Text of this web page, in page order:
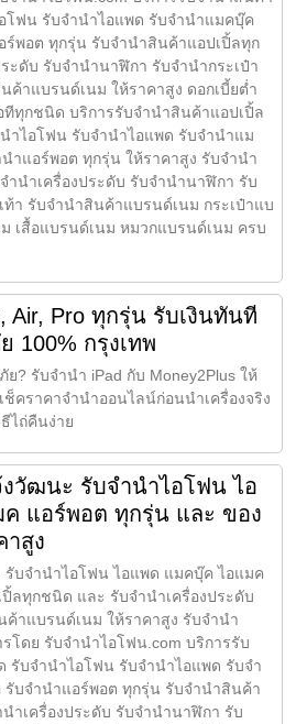
โฟน รับจำนำไอแพด รับจำนำแมคบุ๊ค
ร์พอต ทุกรุ่น รับจำนำสินค้าแอปเปิ้ลทุก
ะดับ รับจำนำนาฬิกา รับจำนำกระเป๋า
ค้าแบรนด์เนม ให้ราคาสูง ดอกเบี้ยต่ำ
ทีทุกชนิด บริการรับจำนำสินค้าแอปเปิ้ล
ำไอโฟน รับจำนำไอแพด รับจำนำแม
ำแอร์พอต ทุกรุ่น ให้ราคาสูง รับจำนำ
นำเครื่องประดับ รับจำนำนาฬิกา รับ
ท้า รับจำนำสินค้าแบรนด์เนม กระเป๋าแบ
เสื้อแบรนด์เนม หมวกแบรนด์เนม ครบ
Air, Pro ทุกรุ่น รับเงินทันที
100% กรุงเทพ
? รับจำนำ iPad กับ Money2Plus ให้
ช็คราคาจำนำออนไลน์ก่อนนำเครื่องจริง
ไถ่คืนง่าย
งวัฒนะ รับจำนำไอโฟน ไอ
แอร์พอต ทุกรุ่น และ ของ
สูง
รับจำนำไอโฟน ไอแพด แมคบุ๊ค ไอแมค
ลทุกชนิด และ รับจำนำเครื่องประดับ
ค้าแบรนด์เนม ให้ราคาสูง รับจำนำ
โดย รับจํานําไอโฟน.com บริการรับ
รับจำนำไอโฟน รับจำนำไอแพด รับจำ
บจำนำแอร์พอต ทุกรุ่น รับจำนำสินค้า
ำเครื่องประดับ รับจำนำนาฬิกา รับ